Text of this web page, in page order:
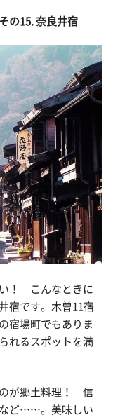
の15. 奈良井宿
！ こんなときに
宿です。木曽11宿
宿場町でもありま
れるスポットを満
のが郷土料理！ 信
など……。美味しい